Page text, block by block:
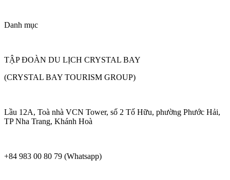
Danh mục
TẬP ĐOÀN DU LỊCH CRYSTAL BAY
(CRYSTAL BAY TOURISM GROUP)
Lầu 12A, Toà nhà VCN Tower, số 2 Tố Hữu, phường Phước Hải,
TP Nha Trang, Khánh Hoà
+84 983 00 80 79 (Whatsapp)